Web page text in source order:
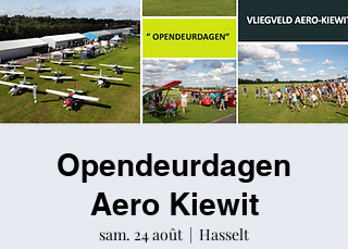
Opendeurdagen
Aero Kiewit
sam. 24 août
  |
Hasselt